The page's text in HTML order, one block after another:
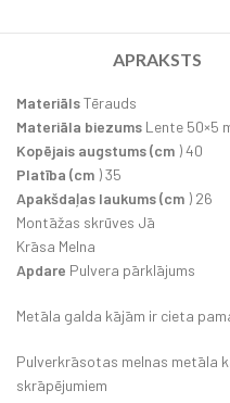
APRAKSTS
MateriālsTērauds
Materiāla biezums Lente 50×5
Kopējais augstums (cm ) 40
Platība (cm ) 35
Apakšdaļas laukums (cm ) 26
Montāžas skrūves Jā
Krāsa Melna
Apdare Pulvera pārklājums
Metāla galda kājām ir cieta
Pulverkrāsotas melnas metāla
skrāpējumiem